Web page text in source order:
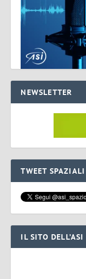
NEWSLETTER
TWEET SPAZIALI
IL SITO DELL’ASI